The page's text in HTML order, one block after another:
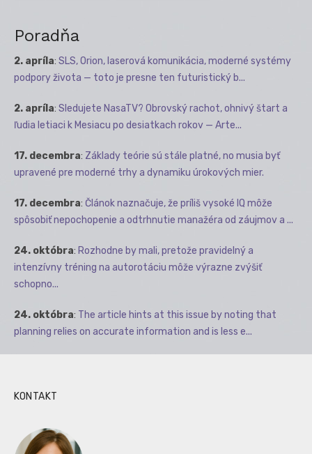
Poradňa
2. apríla: SLS, Orion, laserová komunikácia, moderné systémy
podpory života — toto je presne ten futuristický b...
2. apríla: Sledujete NasaTV? Obrovský rachot, ohnivý štart a
ľudia letiaci k Mesiacu po desiatkach rokov — Arte...
17. decembra: Základy teórie sú stále platné, no musia byť
upravené pre moderné trhy a dynamiku úrokových mier.
17. decembra: Článok naznačuje, že príliš vysoké IQ môže
spôsobiť nepochopenie a odtrhnutie manažéra od záujmov a ...
24. októbra: Rozhodne by mali, pretože pravidelný a
intenzívny tréning na autorotáciu môže výrazne zvýšiť
schopno...
24. októbra: The article hints at this issue by noting that
planning relies on accurate information and is less e...
KONTAKT